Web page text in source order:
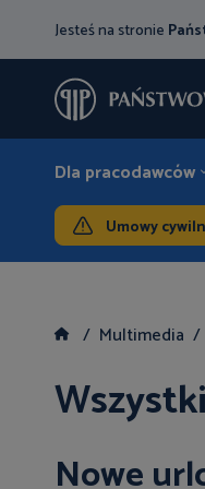
Jesteś na stronie
Dla pracodawców
Umowy
Multimedia
Nowe